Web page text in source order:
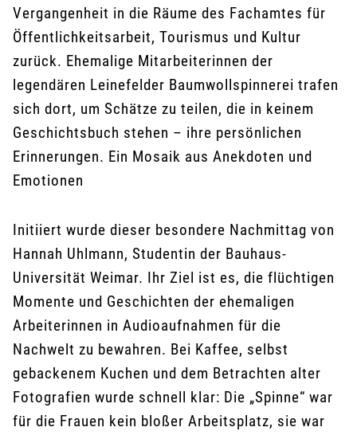
Vergangenheit in die Räume des Fachamtes für
Öffentlichkeitsarbeit, Tourismus und Kultur
zurück. Ehemalige Mitarbeiterinnen der
legendären Leinefelder Baumwollspinnerei trafen
sich dort, um Schätze zu teilen, die in keinem
Geschichtsbuch stehen – ihre persönlichen
Erinnerungen. Ein Mosaik aus Anekdoten und
Emotionen
Initiiert wurde dieser besondere Nachmittag von
Hannah Uhlmann, Studentin der Bauhaus-
Universität Weimar. Ihr Ziel ist es, die flüchtigen
Momente und Geschichten der ehemaligen
Arbeiterinnen in Audioaufnahmen für die
Nachwelt zu bewahren. Bei Kaffee, selbst
gebackenem Kuchen und dem Betrachten alter
Fotografien wurde schnell klar: Die „Spinne“ war
für die Frauen kein bloßer Arbeitsplatz, sie war